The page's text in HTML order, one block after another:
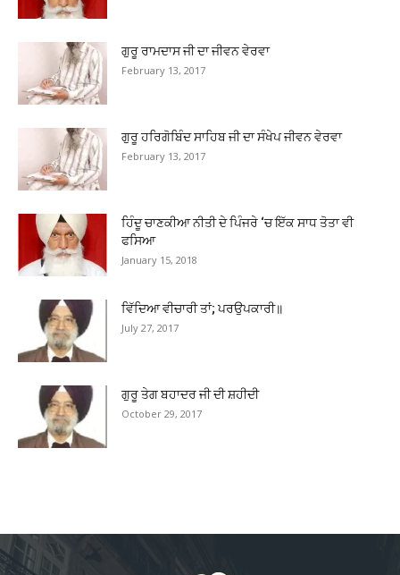
ਗੁਰੂ ਰਾਮਦਾਸ ਜੀ ਦਾ ਜੀਵਨ ਵੇਰਵਾ
February 13, 2017
ਗੁਰੂ ਹਰਿਗੋਬਿੰਦ ਸਾਹਿਬ ਜੀ ਦਾ ਸੰਖੇਪ ਜੀਵਨ ਵੇਰਵਾ
February 13, 2017
ਹਿੰਦੂ ਚਾਣਕੀਆ ਨੀਤੀ ਦੇ ਪਿੰਜਰੇ ‘ਚ ਇੱਕ ਸਾਧ ਤੋਤਾ ਵੀ
ਫਸਿਆ
January 15, 2018
ਵਿੱਦਿਆ ਵੀਚਾਰੀ ਤਾਂ; ਪਰਉਪਕਾਰੀ॥
July 27, 2017
ਗੁਰੂ ਤੇਗ ਬਹਾਦਰ ਜੀ ਦੀ ਸ਼ਹੀਦੀ
October 29, 2017